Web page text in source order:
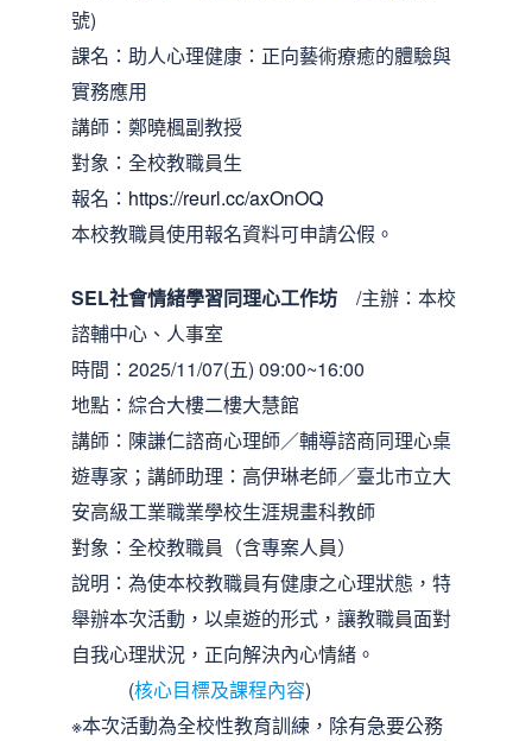
號)
課名：助人心理健康：正向藝術療癒的體驗與
實務應用
講師：鄭曉楓副教授
對象：全校教職員生
報名： https://reurl.cc/axOnOQ
本校教職員使用報名資料可申請公假。
SEL社會情緒學習同理心工作坊 /主辦：本校
諮輔中心、人事室
時間：2025/11/07(五) 09:00~16:00
地點：綜合大樓二樓大慧館
講師：陳謙仁諮商心理師／輔導諮商同理心桌
遊專家；講師助理：高伊琳老師／臺北市立大
安高級工業職業學校生涯規畫科教師
對象：全校教職員（含專案人員）
說明：為使本校教職員有健康之心理狀態，特
舉辦本次活動，以桌遊的形式，讓教職員面對
自我心理狀況，正向解決內心情緒。
(核心目標及課程內容)
※本次活動為全校性教育訓練，除有急要公務